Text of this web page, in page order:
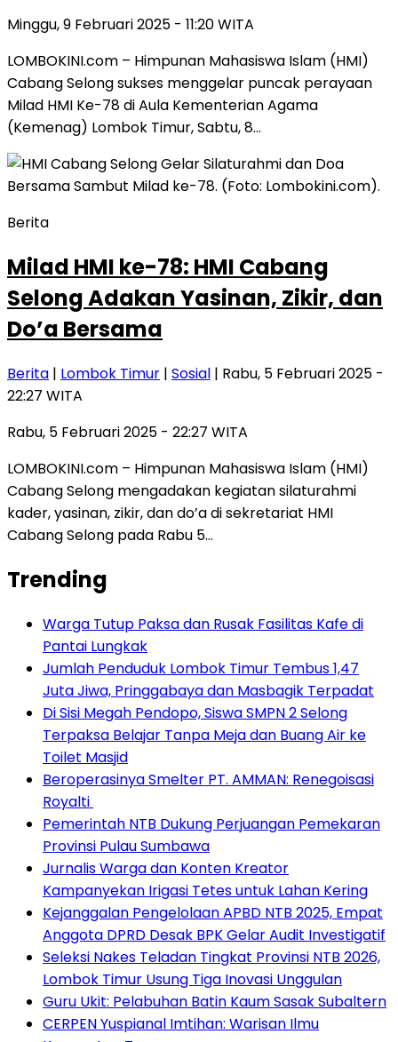
Minggu, 9 Februari 2025 - 11:20 WITA
LOMBOKINI.com – Himpunan Mahasiswa Islam (HMI)
Cabang Selong sukses menggelar puncak perayaan
Milad HMI Ke-78 di Aula Kementerian Agama
(Kemenag) Lombok Timur, Sabtu, 8…
Berita
Milad HMI ke-78: HMI Cabang
Selong Adakan Yasinan, Zikir, dan
Do’a Bersama
Berita | Lombok Timur | Sosial | Rabu, 5 Februari 2025 -
22:27 WITA
Rabu, 5 Februari 2025 - 22:27 WITA
LOMBOKINI.com – Himpunan Mahasiswa Islam (HMI)
Cabang Selong mengadakan kegiatan silaturahmi
kader, yasinan, zikir, dan do’a di sekretariat HMI
Cabang Selong pada Rabu 5…
Trending
Warga Tutup Paksa dan Rusak Fasilitas Kafe di
Pantai Lungkak
Jumlah Penduduk Lombok Timur Tembus 1,47
Juta Jiwa, Pringgabaya dan Masbagik Terpadat
Di Sisi Megah Pendopo, Siswa SMPN 2 Selong
Terpaksa Belajar Tanpa Meja dan Buang Air ke
Toilet Masjid
Beroperasinya Smelter PT. AMMAN: Renegoisasi
Royalti
Pemerintah NTB Dukung Perjuangan Pemekaran
Provinsi Pulau Sumbawa
Jurnalis Warga dan Konten Kreator
Kampanyekan Irigasi Tetes untuk Lahan Kering
Kejanggalan Pengelolaan APBD NTB 2025, Empat
Anggota DPRD Desak BPK Gelar Audit Investigatif
Seleksi Nakes Teladan Tingkat Provinsi NTB 2026,
Lombok Timur Usung Tiga Inovasi Unggulan
Guru Ukit: Pelabuhan Batin Kaum Sasak Subaltern
CERPEN Yuspianal Imtihan: Warisan Ilmu